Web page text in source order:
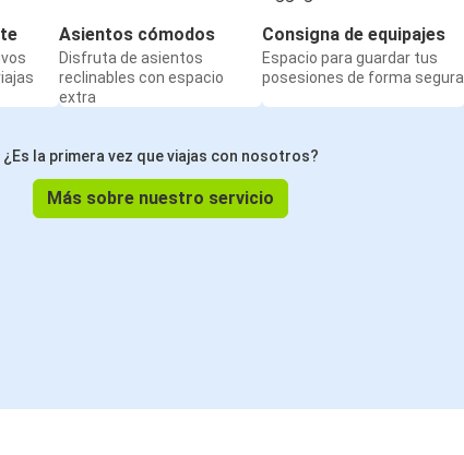
Asientos cómodos
Disfruta de asientos
reclinables con espacio
extra
Consigna de equipajes
Espacio para guardar tus
posesiones de forma segura
¿Es la primera vez que viajas con nosotros?
Más sobre nuestro servicio